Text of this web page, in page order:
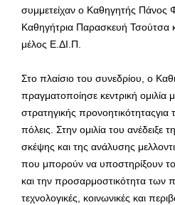
συμμετείχαν ο Καθηγητής Πάνος
Καθηγήτρια Παρασκευή Τσούτσα
μέλος Ε.ΔΙ.Π.
Στο πλαίσιο του συνεδρίου, ο
πραγματοποίησε κεντρική ομιλία
στρατηγικής προνοητικότηταςγια
πόλεις. Στην ομιλία του ανέδειξε
σκέψης και της ανάλυσης
που μπορούν να υποστηρίξουν
και την προσαρμοστικότητα των
τεχνολογικές, κοινωνικές και